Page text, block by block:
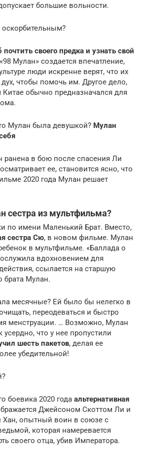
большие вольности.
почтить своего предка и узнать свой
Мулан» создается впечатление,
люди искренне верят, что их
чтобы помочь им. Другое дело,
обычно предназначался для
Мулан была девушкой? Мулан
ранена в бою после спасения Ли
ее, становится ясно, что
2020 года Мулан решает
сестра из мультфильма?
по имени Маленький Брат. Вместо,
сестра Сю, в новом фильме. Мулан
в мультфильме. «Баллада о
вдохновением для
ссылается на старшую
брата Мулан.
месячные? Ей было бы нелегко в
переодеваться и быстро
менструации. … Возможно, Мулан
усердно, что у нее пропустили
шесть пакетов, делая ее
убедительной!
боевика 2020 года альтернативная
Джейсоном Скоттом Ли и
Хан, опытный воин в союзе с
которая намеревается
своего отца, убив Императора.